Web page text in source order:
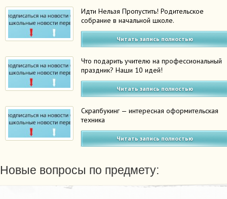
Идти Нельзя Пропустить! Родительское
собрание в начальной школе.
Читать запись полностью
Что подарить учителю на профессиональный
праздник? Наши 10 идей!
Читать запись полностью
Скрапбукинг — интересная оформительская
техника
Читать запись полностью
Новые вопросы по предмету: